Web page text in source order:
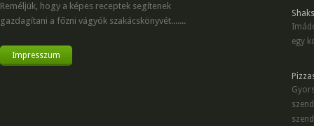
Reméljük, hogy a képes receptek segítenek
gazdagítani a főzni vágyók szakácskönyvét.......
Impresszum
egy